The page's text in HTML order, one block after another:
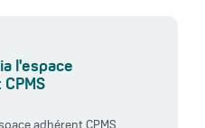
l'espace
adhérent CPMS